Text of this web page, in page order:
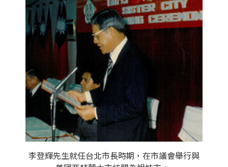
李登輝先生就任台北市長時期，在市議會舉行與